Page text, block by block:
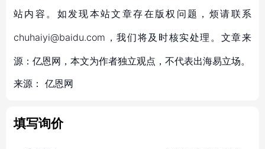
站内容。如发现本站文章存在版权问题，烦请联系
chuhaiyi@baidu.com，我们将及时核实处理。文章来
源：亿恩网，本文为作者独立观点，不代表出海易立场。
来源： 亿恩网
填写询价